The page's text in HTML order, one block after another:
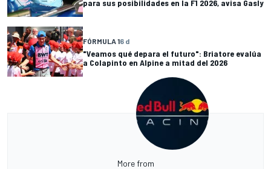
para sus posibilidades en la F1 2026, avisa Gasly
FÓRMULA 16 d
"Veamos qué depara el futuro": Briatore evalúa
a Colapinto en Alpine a mitad del 2026
More from